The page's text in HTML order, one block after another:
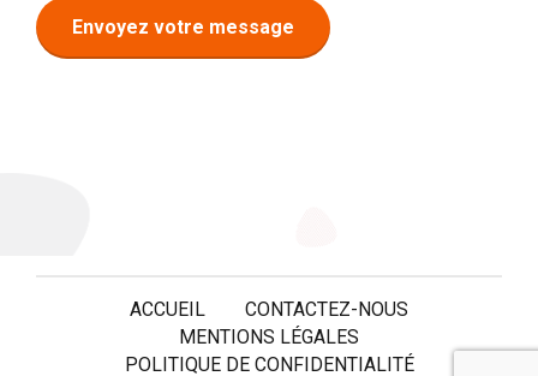
ACCUEIL
CONTACTEZ-NOUS
MENTIONS LÉGALES
POLITIQUE DE CONFIDENTIALITÉ